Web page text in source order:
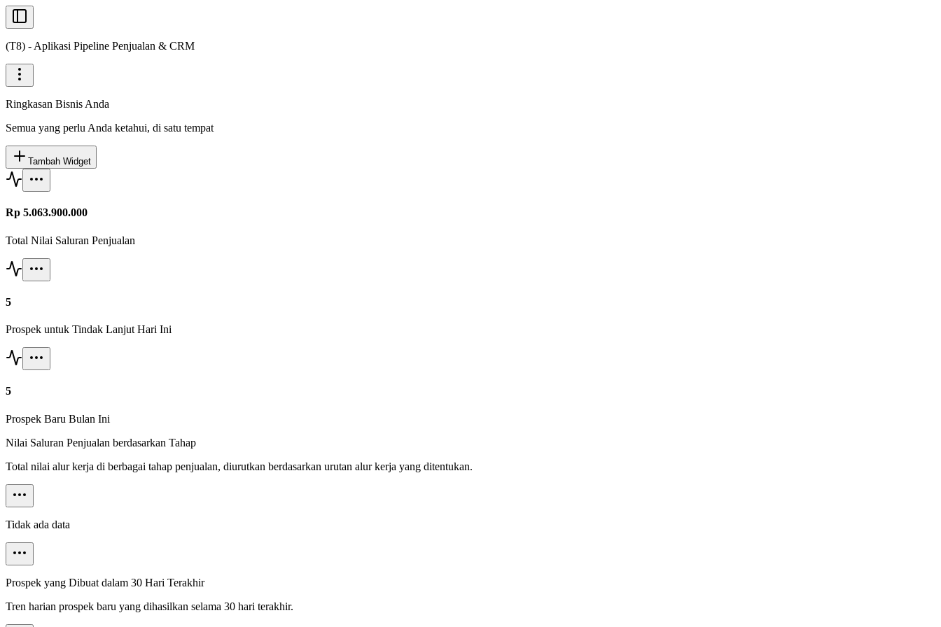
(T8) - Aplikasi Pipeline Penjualan & CRM
Ringkasan Bisnis Anda
Semua yang perlu Anda ketahui, di satu tempat
Tambah Widget
Rp 5.063.900.000
Total Nilai Saluran Penjualan
5
Prospek untuk Tindak Lanjut Hari Ini
5
Prospek Baru Bulan Ini
Nilai Saluran Penjualan berdasarkan Tahap
Total nilai alur kerja di berbagai tahap penjualan, diurutkan berdasarkan urutan alur kerja yang ditentukan.
Tidak ada data
Prospek yang Dibuat dalam 30 Hari Terakhir
Tren harian prospek baru yang dihasilkan selama 30 hari terakhir.